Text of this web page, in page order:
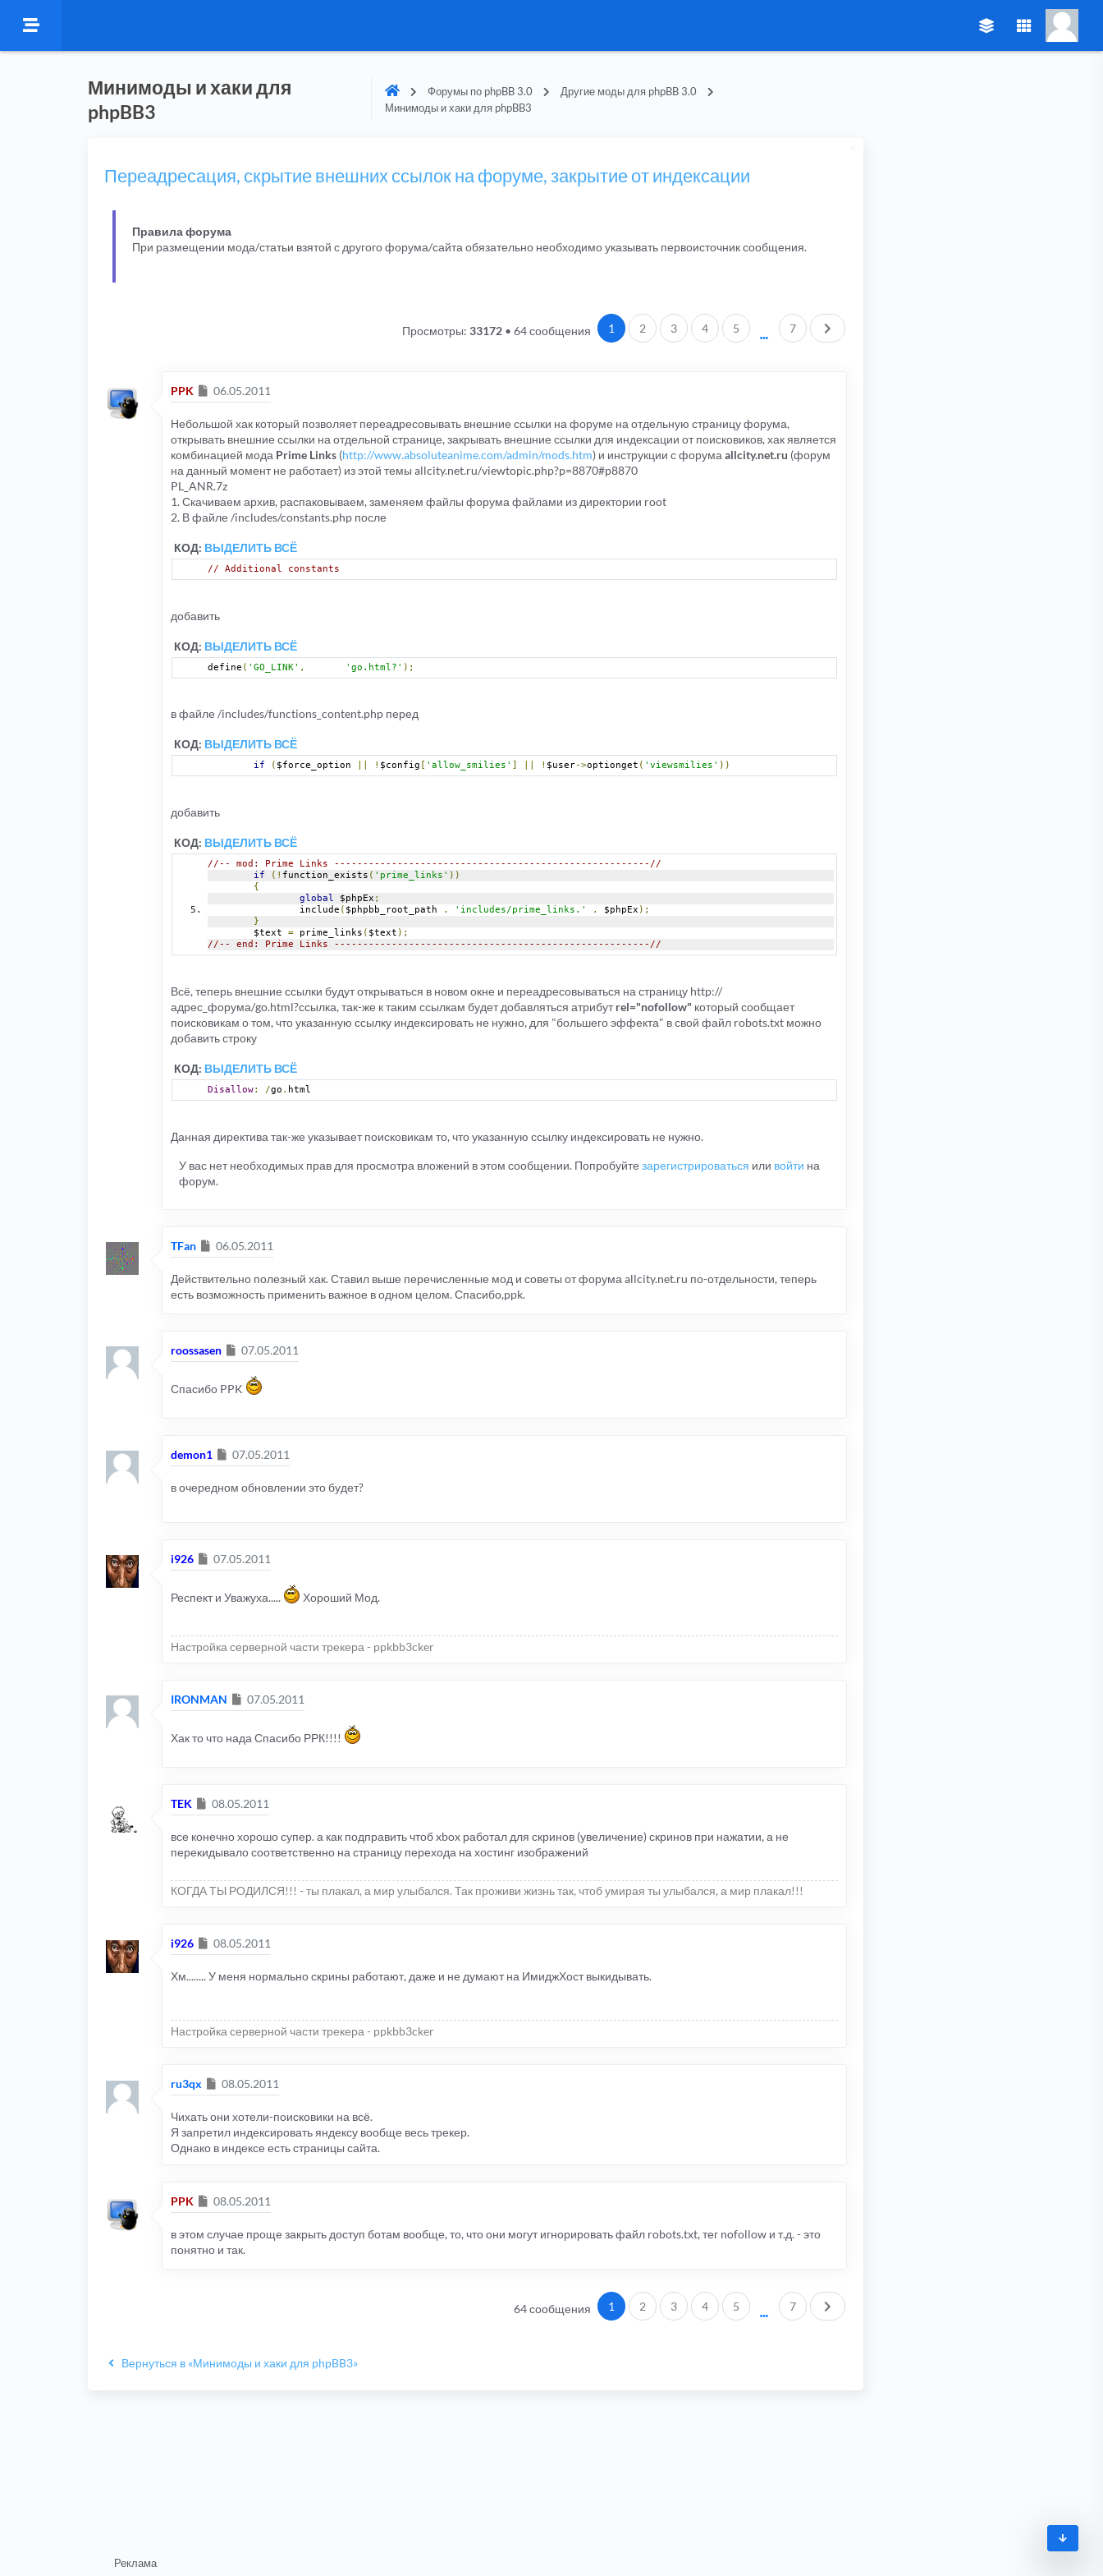
Минимоды и хаки для
phpBB3
Форумы по phpBB 3.0
Другие моды для phpBB 3.0
Минимоды и хаки для phpBB3
Переадресация, скрытие внешних ссылок на форуме, закрытие от индексации
Правила форума
При размещении мода/статьи взятой с другого форума/сайта обязательно необходимо указывать первоисточник сообщения.
64 сообщения 1 2 3 4 5 7 След.
Просмотры: 33172 •
PPK Сообщение
06.05.2011
Небольшой хак который позволяет переадресовывать внешние ссылки на форуме на отдельную страницу форума,
открывать внешние ссылки на отдельной странице, закрывать внешние ссылки для индексации от поисковиков, хак является
комбинацией мода Prime Links (http://www.absoluteanime.com/admin/mods.htm) и инструкции с форума allcity.net.ru (форум
на данный момент не работает) из этой темы allcity.net.ru/viewtopic.php?p=8870#p8870
PL_ANR.7z
1. Скачиваем архив, распаковываем, заменяем файлы форума файлами из директории root
2. В файле /includes/constants.php после
КОД: ВЫДЕЛИТЬ ВСЁ
// Additional constants
добавить
КОД: ВЫДЕЛИТЬ ВСЁ
define ( 'GO_LINK' , 'go.html?' );
в файле /includes/functions_content.php перед
КОД: ВЫДЕЛИТЬ ВСЁ
if ( $force_option ! $config 'allow_smilies' ! $user->optionget ( 'viewsmilies' ))
добавить
КОД: ВЫДЕЛИТЬ ВСЁ
//-- mod: Prime Links -------------------------------------------------------//
if
(! function_exists ( 'prime_links' ))
{
global $phpEx ;
		include
( $phpbb_root_path . 'includes/prime_links.' . $phpEx );
}
	$text
= prime_links ( $text );
//-- end: Prime Links -------------------------------------------------------//
Всё, теперь внешние ссылки будут открываться в новом окне и переадресовываться на страницу http://
адрес_форума/go.html?ссылка, так-же к таким ссылкам будет добавляться атрибутrel="nofollow" который сообщает
поисковикам о том, что указанную ссылку индексировать не нужно, для "большего эффекта" в свой файл robots.txt можно
добавить строку
КОД: ВЫДЕЛИТЬ ВСЁ
Disallow: /go . html
Данная директива так-же указывает поисковикам то, что указанную ссылку индексировать не нужно.
У вас нет необходимых прав для просмотра вложений в этом сообщении. Попробуйте зарегистрироваться или войти на
форум.
TFan Сообщение
06.05.2011
Действительно полезный хак. Ставил выше перечисленные мод и советы от форума allcity.net.ru по-отдельности, теперь
есть возможность применить важное в одном целом. Спасибо,ppk.
roossasen Сообщение
07.05.2011
Спасибо PPK
demon1 Сообщение
07.05.2011
в очередном обновлении это будет?
i926 Сообщение
07.05.2011
Респект и Уважуха..... Хороший Мод.
Настройка серверной части трекера - ppkbb3cker
IRONMAN Сообщение
07.05.2011
Хак то что нада Спасибо РРК!!!!
TEK Сообщение
08.05.2011
все конечно хорошо супер. а как подправить чтоб xbox работал для скринов (увеличение) скринов при нажатии, а не
перекидывало соответственно на страницу перехода на хостинг изображений
КОГДА ТЫ РОДИЛСЯ!!! - ты плакал, а мир улыбался. Так проживи жизнь так, чтоб умирая ты улыбался, а мир плакал!!!
i926 Сообщение
08.05.2011
Хм........ У меня нормально скрины работают, даже и не думают на ИмиджХост выкидывать.
Настройка серверной части трекера - ppkbb3cker
ru3qx Сообщение
08.05.2011
Чихать они хотели-поисковики на всё.
Я запретил индексировать яндексу вообще весь трекер.
Однако в индексе есть страницы сайта.
PPK Сообщение
08.05.2011
в этом случае проще закрыть доступ ботам вообще, то, что они могут игнорировать файл robots.txt, тег nofollow и т.д. - это
понятно и так.
64 сообщения 1 2 3 4 5 7 След.
Вернуться в «Минимоды и хаки для phpBB3»
Реклама